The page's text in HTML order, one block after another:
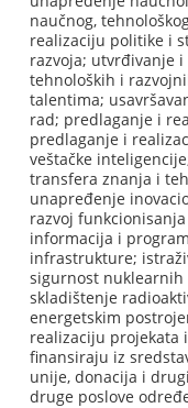
naučnog,
realizaciju politike i
razvoja; utvrđivanje
tehnoloških i
talentima;
rad; predlaganje i
predlaganje i
veštačke
transfera znanja i
unapređenje
razvoj
informacija i
infrastrukture;
sigurnost
skladištenje
energetskim
realizaciju projekata
finansiraju iz
unije, donacija i
druge poslove